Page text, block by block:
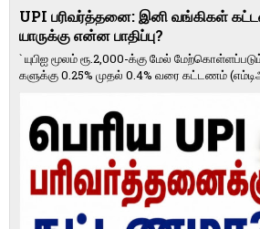
UPI பரிவர்த்தனை: இனி வங்கிகள்
யாருக்கு என்ன பாதிப்பு?
` யுபிஐ மூலம் ரூ.2,000-க்கு மேல்
களுக்கு 0.25% முதல் 0.4% வரை கட்​ட​ணம்